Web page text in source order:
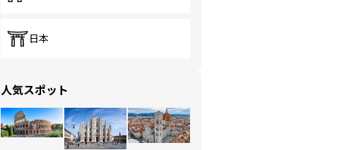
日本
人気スポット